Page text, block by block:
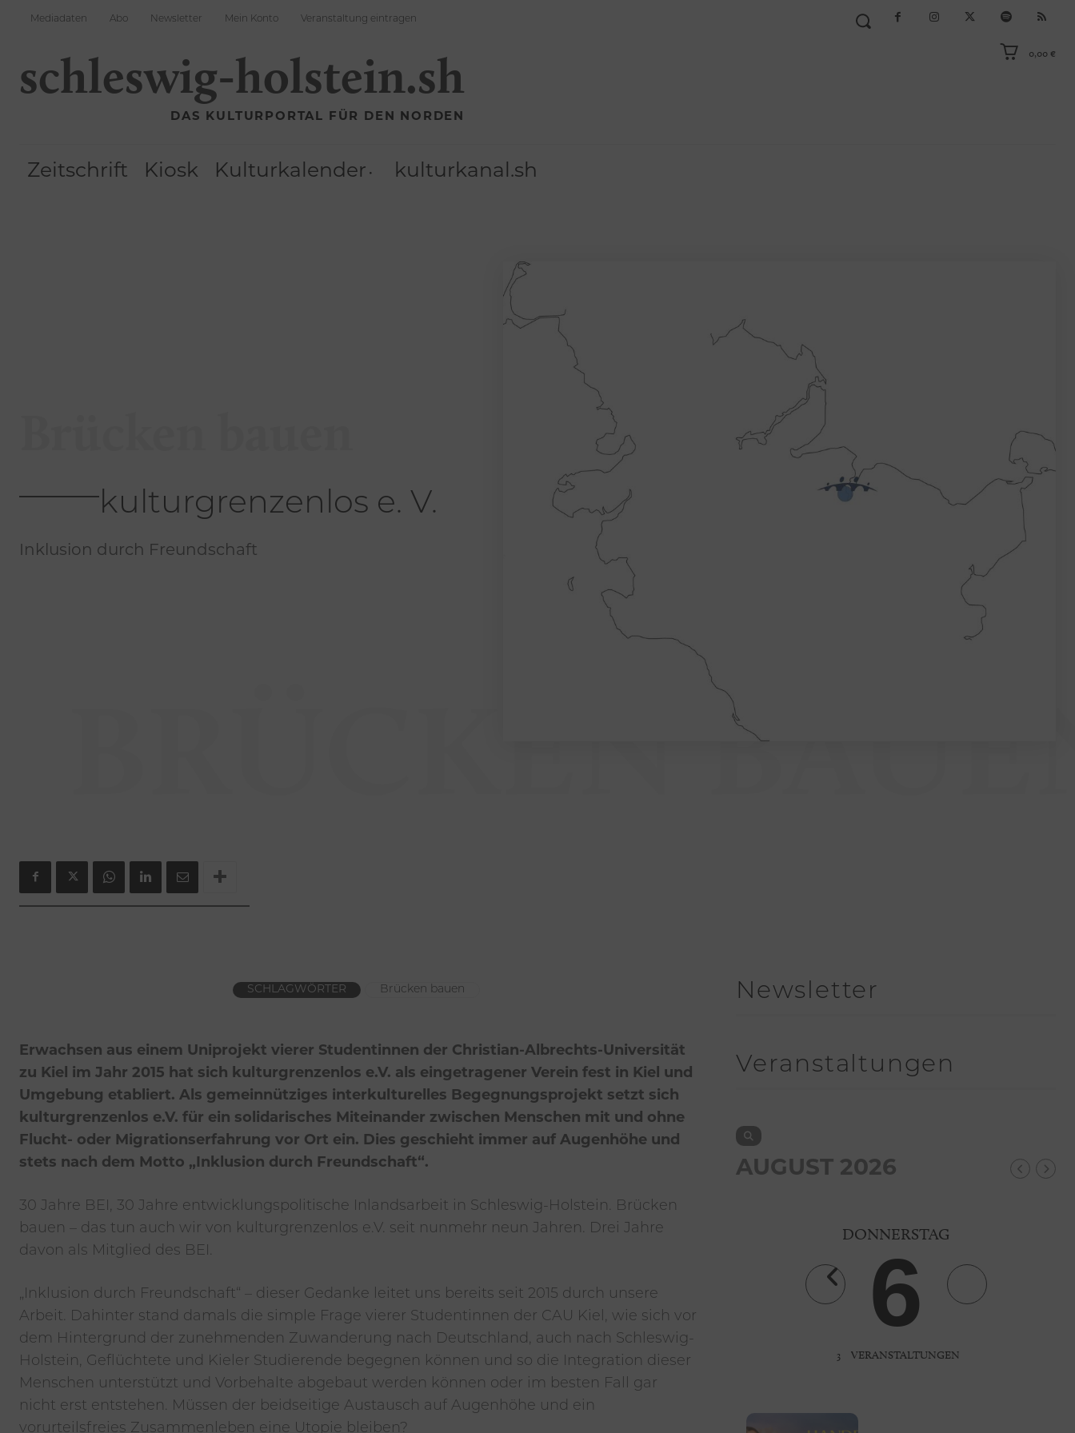
Mediadaten Abo Newsletter Mein Konto Veranstaltung eintragen
schleswig-holstein.sh
DAS KULTURPORTAL FÜR DEN NORDEN
0,00 €
Zeitschrift Kiosk Kulturkalender kulturkanal.sh
kulturgrenzenlos e. V.
Inklusion durch Freundschaft
BRÜCKEN
SCHLAGWÖRTER Brücken bauen
Erwachsen aus einem Uniprojekt vierer Studentinnen der Christian-Albrechts-Universität
zu Kiel im Jahr 2015 hat sich kulturgrenzenlos e.V. als eingetragener Verein fest in Kiel und
Umgebung etabliert. Als gemeinnütziges interkulturelles Begegnungsprojekt setzt sich
kulturgrenzenlos e.V. für ein solidarisches Miteinander zwischen Menschen mit und ohne
Flucht- oder Migrationserfahrung vor Ort ein. Dies geschieht immer auf Augenhöhe und
stets nach dem Motto „Inklusion durch Freundschaft“.
30 Jahre BEI, 30 Jahre entwicklungspolitische Inlandsarbeit in Schleswig-Holstein. Brücken
bauen – das tun auch wir von kulturgrenzenlos e.V. seit nunmehr neun Jahren. Drei Jahre
davon als Mitglied des BEI.
„Inklusion durch Freundschaft“ – dieser Gedanke leitet uns bereits seit 2015 durch unsere
Arbeit. Dahinter stand damals die simple Frage vierer Studentinnen der CAU Kiel, wie sich vor
dem Hintergrund der zunehmenden Zuwanderung nach Deutschland, auch nach Schleswig-
Holstein, Geflüchtete und Kieler Studierende begegnen können und so die Integration dieser
Menschen unterstützt und Vorbehalte abgebaut werden können oder im besten Fall gar
nicht erst entstehen. Müssen der beidseitige Austausch auf Augenhöhe und ein
vorurteilsfreies Zusammenleben eine Utopie bleiben?
Newsletter
Veranstaltungen
AUGUST 2026
DONNERSTAG
6
3 VERANSTALTUNGEN